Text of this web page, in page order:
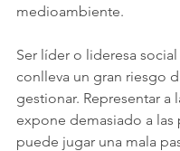
medioambiente.
Ser líder o lideresa
conlleva un gran riesgo
gestionar. Representar a
expone demasiado a las
puede jugar una mala